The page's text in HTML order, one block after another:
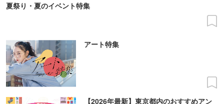
夏祭り・夏のイベント特集
アート特集
【2026年最新】東京都内のおすすめアン